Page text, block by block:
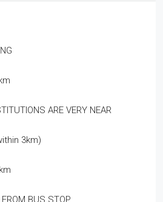
ARE VERY NEAR
3km)
BUS STOP